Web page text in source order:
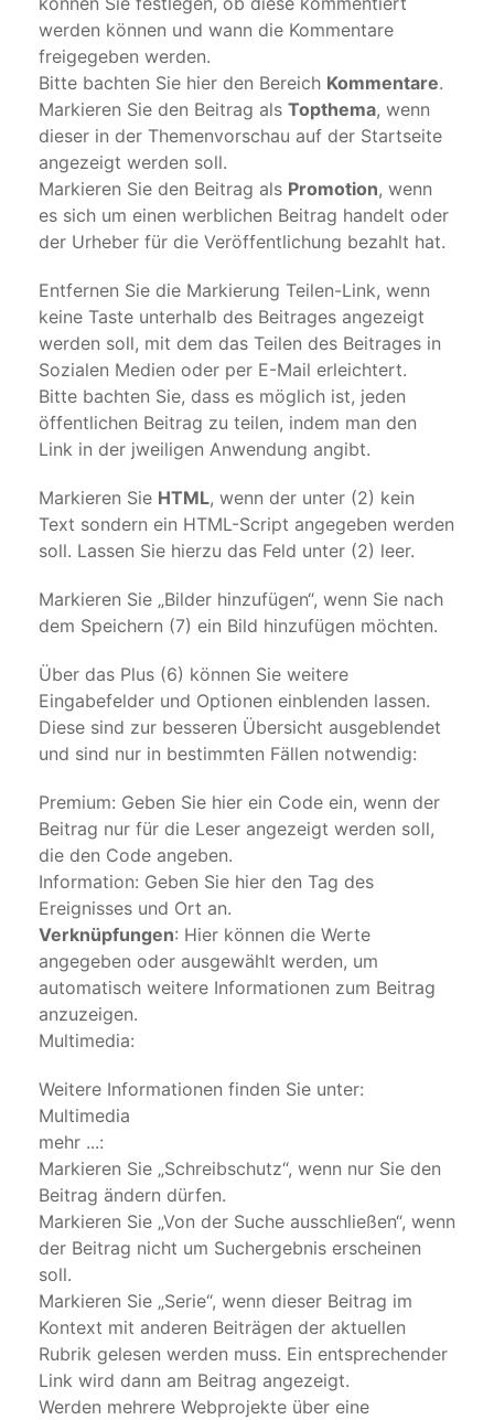
werden können und wann die Kommentare
freigegeben werden.
Bitte bachten Sie hier den Bereich Kommentare.
Markieren Sie den Beitrag als Topthema, wenn
dieser in der Themenvorschau auf der Startseite
angezeigt werden soll.
Markieren Sie den Beitrag als Promotion, wenn
es sich um einen werblichen Beitrag handelt oder
der Urheber für die Veröffentlichung bezahlt hat.
Entfernen Sie die Markierung Teilen-Link, wenn
keine Taste unterhalb des Beitrages angezeigt
werden soll, mit dem das Teilen des Beitrages in
Sozialen Medien oder per E-Mail erleichtert.
Bitte bachten Sie, dass es möglich ist, jeden
öffentlichen Beitrag zu teilen, indem man den
Link in der jweiligen Anwendung angibt.
Markieren Sie HTML, wenn der unter (2) kein
Text sondern ein HTML-Script angegeben werden
soll. Lassen Sie hierzu das Feld unter (2) leer.
Markieren Sie „Bilder hinzufügen“, wenn Sie nach
dem Speichern (7) ein Bild hinzufügen möchten.
Über das Plus (6) können Sie weitere
Eingabefelder und Optionen einblenden lassen.
Diese sind zur besseren Übersicht ausgeblendet
und sind nur in bestimmten Fällen notwendig:
Premium: Geben Sie hier ein Code ein, wenn der
Beitrag nur für die Leser angezeigt werden soll,
die den Code angeben.
Information: Geben Sie hier den Tag des
Ereignisses und Ort an.
Verknüpfungen: Hier können die Werte
angegeben oder ausgewählt werden, um
automatisch weitere Informationen zum Beitrag
anzuzeigen.
Multimedia:
Weitere Informationen finden Sie unter:
Multimedia
mehr ...:
Markieren Sie „Schreibschutz“, wenn nur Sie den
Beitrag ändern dürfen.
Markieren Sie „Von der Suche ausschließen“, wenn
der Beitrag nicht um Suchergebnis erscheinen
soll.
Markieren Sie „Serie“, wenn dieser Beitrag im
Kontext mit anderen Beiträgen der aktuellen
Rubrik gelesen werden muss. Ein entsprechender
Link wird dann am Beitrag angezeigt.
Werden mehrere Webprojekte über eine